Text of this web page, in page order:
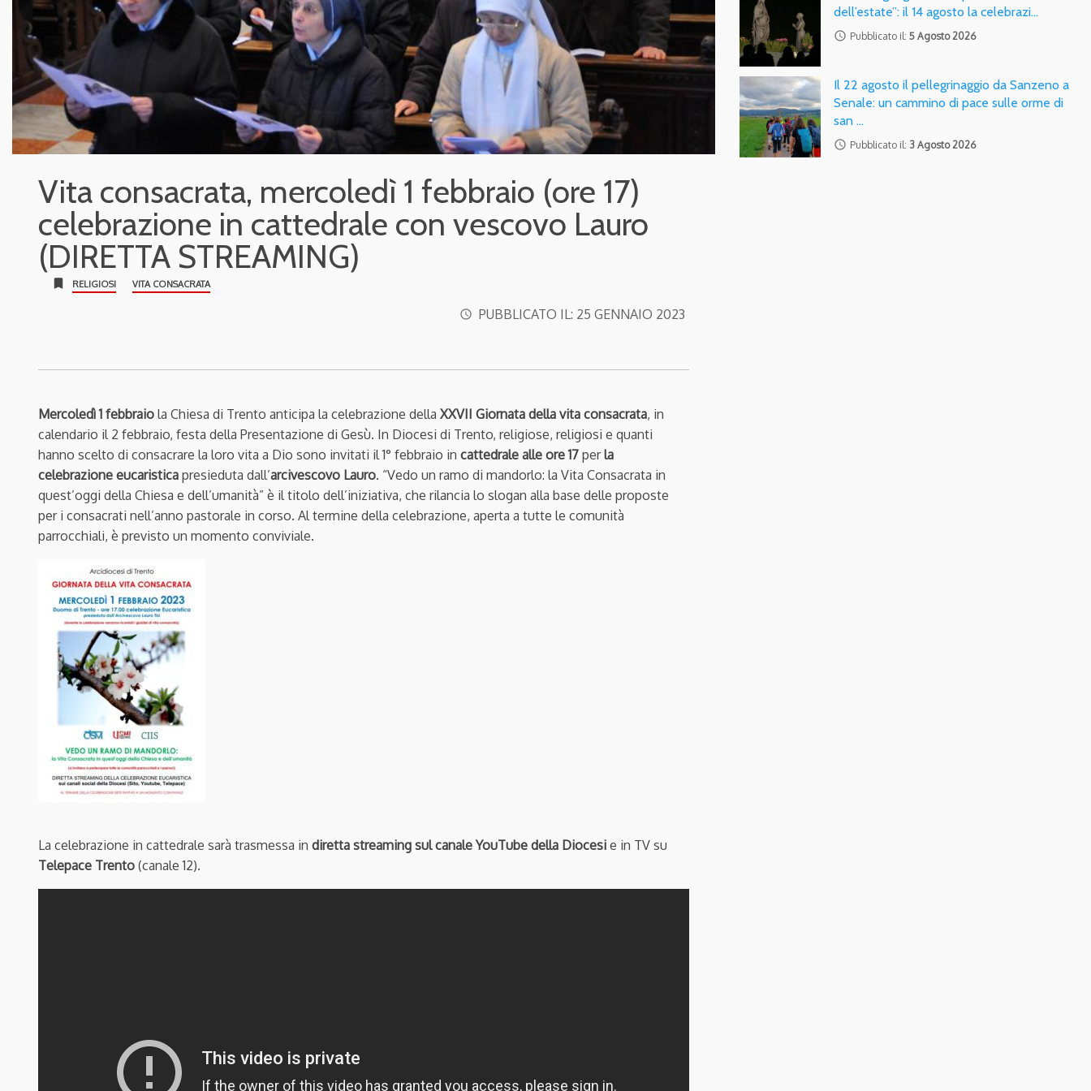
Vita consacrata, mercoledì 1 febbraio (ore 17)
celebrazione in cattedrale con vescovo Lauro
(DIRETTA STREAMING)
bookmark RELIGIOSI VITA CONSACRATA
access_time PUBBLICATO IL: 25 GENNAIO 2023
Mercoledì 1 febbraio la Chiesa di Trento anticipa la celebrazione della XXVII Giornata della vita consacrata, in
calendario il 2 febbraio, festa della Presentazione di Gesù. In Diocesi di Trento, religiose, religiosi e quanti
hanno scelto di consacrare la loro vita a Dio sono invitati il 1° febbraio in cattedrale alle ore 17 perla
celebrazione eucaristica presieduta dall’arcivescovo Lauro. “Vedo un ramo di mandorlo: la Vita Consacrata in
quest’oggi della Chiesa e dell’umanità” è il titolo dell’iniziativa, che rilancia lo slogan alla base delle proposte
per i consacrati nell’anno pastorale in corso. Al termine della celebrazione, aperta a tutte le comunità
parrocchiali, è previsto un momento conviviale.
La celebrazione in cattedrale sarà trasmessa in diretta streaming sul canale YouTube della Diocesi e in TV su
Telepace Trento (canale 12).
dell’estate”: il 14 agosto la celebrazi…
access_time Pubblicato il:5 Agosto 2026
Il 22 agosto il pellegrinaggio da Sanzeno a
Senale: un cammino di pace sulle orme di
san …
access_time Pubblicato il: 3 Agosto 2026